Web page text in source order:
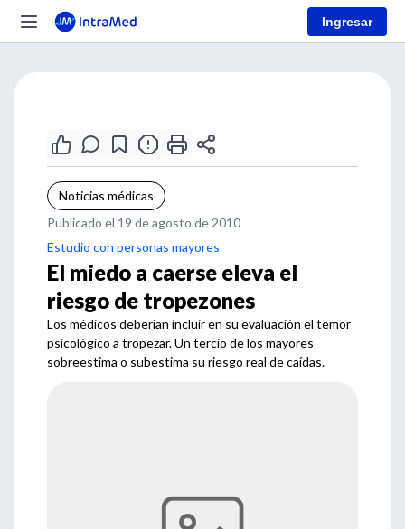
Ingresar
Noticias médicas
Publicado el 19 de agosto de 2010
Estudio con personas mayores
El miedo a caerse eleva el
riesgo de tropezones
Los médicos deberían incluir en su evaluación el temor
psicológico a tropezar. Un tercio de los mayores
sobreestima o subestima su riesgo real de caídas.